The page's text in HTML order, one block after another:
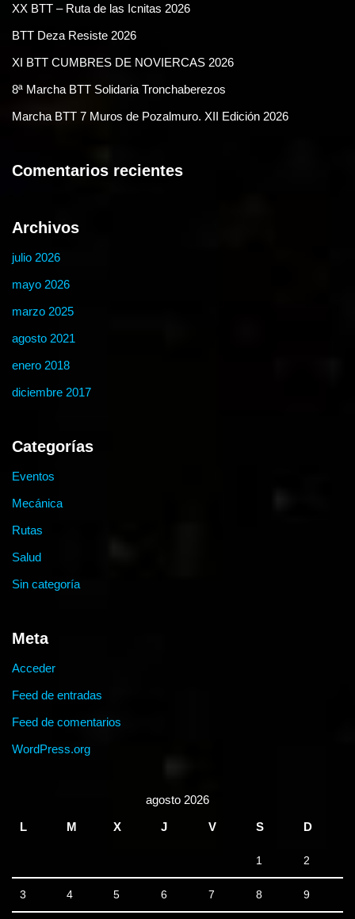
XX BTT – Ruta de las Icnitas 2026
BTT Deza Resiste 2026
XI BTT CUMBRES DE NOVIERCAS 2026
8ª Marcha BTT Solidaria Tronchaberezos
Marcha BTT 7 Muros de Pozalmuro. XII Edición 2026
Comentarios recientes
Archivos
julio 2026
mayo 2026
marzo 2025
agosto 2021
enero 2018
diciembre 2017
Categorías
Eventos
Mecánica
Rutas
Salud
Sin categoría
Meta
Acceder
Feed de entradas
Feed de comentarios
WordPress.org
agosto 2026
L
M X J V S D
1 2
3 4 5 6 7 8 9